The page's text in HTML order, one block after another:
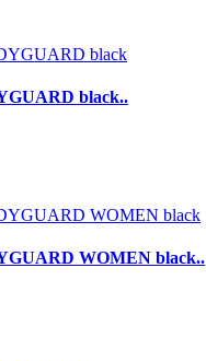
black..
WOMEN black..